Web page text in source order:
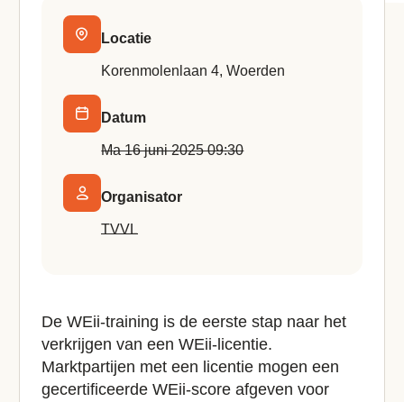
Locatie
Korenmolenlaan 4, Woerden
Datum
ma 16 juni 2025 09:30
Organisator
TVVL
De WEii-training is de eerste stap naar het
verkrijgen van een WEii-licentie.
Marktpartijen met een licentie mogen een
gecertificeerde WEii-score afgeven voor